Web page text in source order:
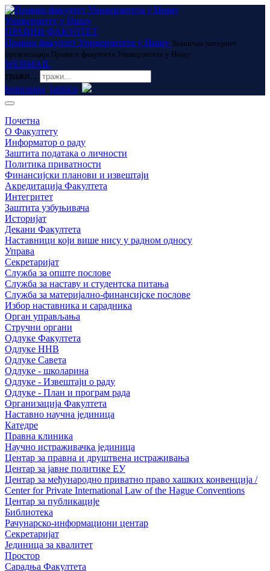
Универзитет у Нишу
ПРАВНИ ФАКУЛТЕТ
Правни факултет Универзитета у Нишу Званична интернет
презентација Правног факултета Универзитета у Нишу
WEBMAIL
тражи...
ћирилица latinica
Почетна
О Факултету
Информатор о раду
Заштита података о личности
Политика приватности
Финансијски планови и извештаји
Акредитација Факултета
Интегритет
Заштита узбуњивача
Историјат
Декани Факултета
Наставници који више нису у радном односу
Управа
Секретаријат
Служба за опште послове
Служба за наставу и студентска питања
Служба за материјално-финансијске послове
Избор наставника и сарадника
Oрган управљања
Стручни органи
Одлуке Факултета
Одлуке ННВ
Одлуке Савета
Одлуке - школарина
Одлуке - Извештаји о раду
Одлуке - План и програм рада
Организација Факултета
Наставно научна јединица
Катедре
Правна клиника
Научно истраживачка јединица
Центар за правна и друштвена истраживања
Центар за јавне политике ЕУ
Центар за међународно приватно право хашких конвенција /
Center for Private International Law of the Hague Conventions
Центар за публикације
Библиотека
Рачунарско-информациони центар
Секретаријат
Јединица за квалитет
Простор
Сарадња Факултета